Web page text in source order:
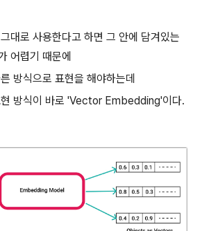
대로 사용한다고 하면 그 안에 담겨있는
어렵기 때문에
방식으로 표현을 해야하는데
현 방식이 바로 'Vector Embedding'이다.